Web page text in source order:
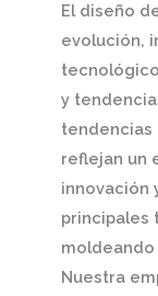
El diseño
evolución,
y
tendencias
reflejan un
innovación
principales
Nuestra